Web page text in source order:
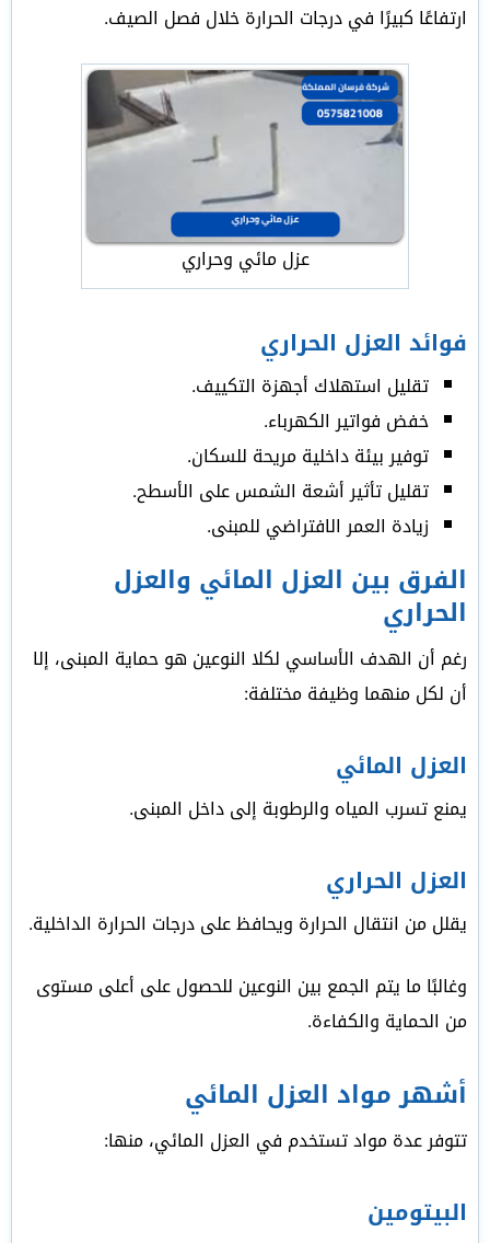
ارتفاعًا كبيرًا في درجات الحرارة خلال فصل الصيف.
عزل مائي وحراري
فوائد العزل الحراري
تقليل استهلاك أجهزة التكييف.
خفض فواتير الكهرباء.
توفير بيئة داخلية مريحة للسكان.
تقليل تأثير أشعة الشمس على الأسطح.
زيادة العمر الافتراضي للمبنى.
الفرق بين العزل المائي والعزل
الحراري
رغم أن الهدف الأساسي لكلا النوعين هو حماية المبنى، إلا
أن لكل منهما وظيفة مختلفة:
العزل المائي
يمنع تسرب المياه والرطوبة إلى داخل المبنى.
العزل الحراري
يقلل من انتقال الحرارة ويحافظ على درجات الحرارة الداخلية.
وغالبًا ما يتم الجمع بين النوعين للحصول على أعلى مستوى
من الحماية والكفاءة.
أشهر مواد العزل المائي
تتوفر عدة مواد تستخدم في العزل المائي، منها:
البيتومين